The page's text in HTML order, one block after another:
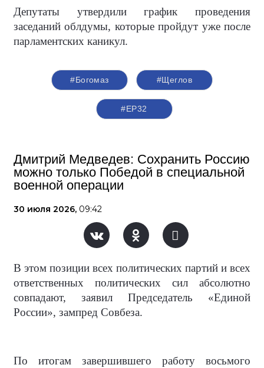
Депутаты утвердили график проведения
заседаний облдумы, которые пройдут уже после
парламентских каникул.
#Богомаз #Щеглов
#ЕР32
Дмитрий Медведев: Сохранить Россию
можно только Победой в специальной
военной операции
30 июля 2026, 09:42
В этом позиции всех политических партий и всех
ответственных политических сил абсолютно
совпадают, заявил Председатель «Единой
России», зампред Совбеза.
По итогам завершившего работу восьмого